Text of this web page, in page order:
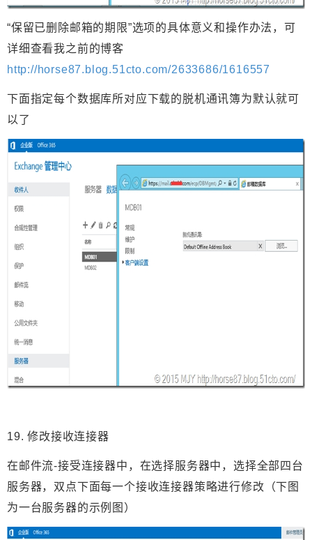
“保留已删除邮箱的期限”选项的具体意义和操作办法，可
详细查看我之前的博客
http://horse87.blog.51cto.com/2633686/1616557
下面指定每个数据库所对应下载的脱机通讯簿为默认就可
以了
19. 修改接收连接器
在邮件流-接受连接器中，在选择服务器中，选择全部四台
服务器，双点下面每一个接收连接器策略进行修改（下图
为一台服务器的示例图）